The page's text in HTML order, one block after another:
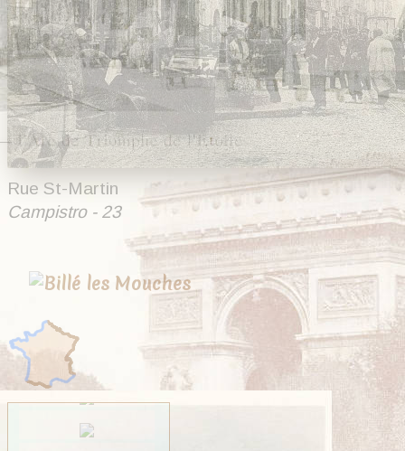
Rue St-Martin
Campistro - 23
20 cartes